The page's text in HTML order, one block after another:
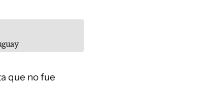
que no fue